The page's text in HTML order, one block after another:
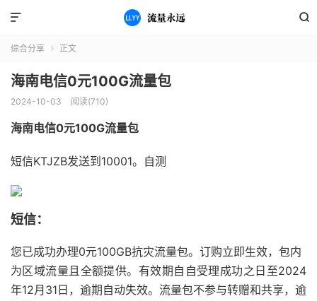


综合分享  正文
海南电信0元100G流量包
2024-10-03 阅读(710)
海南电信0元100G流量包
短信KTJZB发送到10001。自测
短信：
您已成功办理0元100GB抗灾流量包。订购立即生效，包内
为区域流量且全额提供。有效期自自受理成功之日至2024
年12月31日，逾期自动失效。流量包不参与转赠和共享，逾